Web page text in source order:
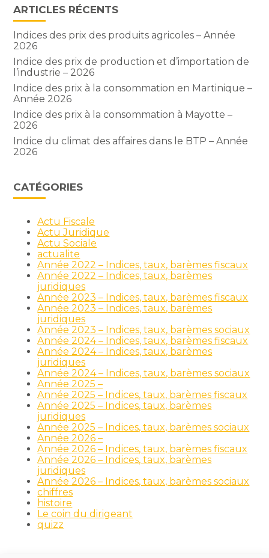
ARTICLES RÉCENTS
Indices des prix des produits agricoles – Année
2026
Indice des prix de production et d’importation de
l’industrie – 2026
Indice des prix à la consommation en Martinique –
Année 2026
Indice des prix à la consommation à Mayotte –
2026
Indice du climat des affaires dans le BTP – Année
2026
CATÉGORIES
Actu Fiscale
Actu Juridique
Actu Sociale
actualite
Année 2022 – Indices, taux, barèmes fiscaux
Année 2022 – Indices, taux, barèmes
juridiques
Année 2023 – Indices, taux, barèmes fiscaux
Année 2023 – Indices, taux, barèmes
juridiques
Année 2023 – Indices, taux, barèmes sociaux
Année 2024 – Indices, taux, barèmes fiscaux
Année 2024 – Indices, taux, barèmes
juridiques
Année 2024 – Indices, taux, barèmes sociaux
Année 2025 –
Année 2025 – Indices, taux, barèmes fiscaux
Année 2025 – Indices, taux, barèmes
juridiques
Année 2025 – Indices, taux, barèmes sociaux
Année 2026 –
Année 2026 – Indices, taux, barèmes fiscaux
Année 2026 – Indices, taux, barèmes
juridiques
Année 2026 – Indices, taux, barèmes sociaux
chiffres
histoire
Le coin du dirigeant
quizz